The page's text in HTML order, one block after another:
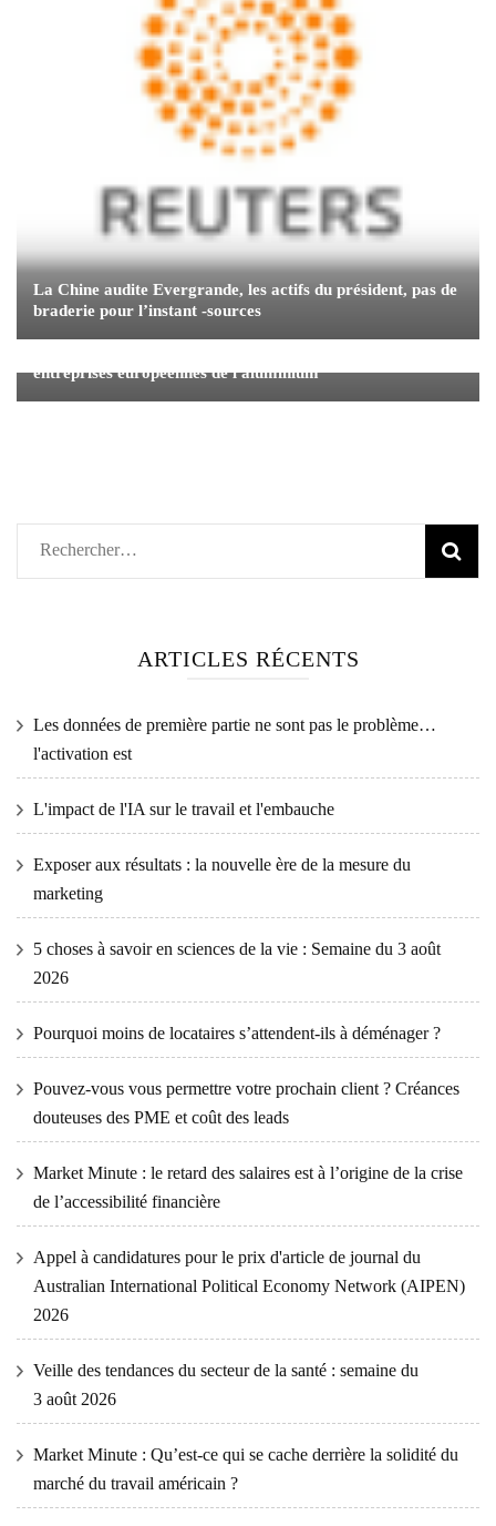
La Chine audite Evergrande, les actifs du président, pas de
braderie pour l’instant -sources
entreprises européennes de l'aluminium
Rechercher :
ARTICLES RÉCENTS
Les données de première partie ne sont pas le problème…
l'activation est
L'impact de l'IA sur le travail et l'embauche
Exposer aux résultats : la nouvelle ère de la mesure du
marketing
5 choses à savoir en sciences de la vie : Semaine du 3 août
2026
Pourquoi moins de locataires s’attendent-ils à déménager ?
Pouvez-vous vous permettre votre prochain client ? Créances
douteuses des PME et coût des leads
Market Minute : le retard des salaires est à l’origine de la crise
de l’accessibilité financière
Appel à candidatures pour le prix d'article de journal du
Australian International Political Economy Network (AIPEN)
2026
Veille des tendances du secteur de la santé : semaine du
3 août 2026
Market Minute : Qu’est-ce qui se cache derrière la solidité du
marché du travail américain ?